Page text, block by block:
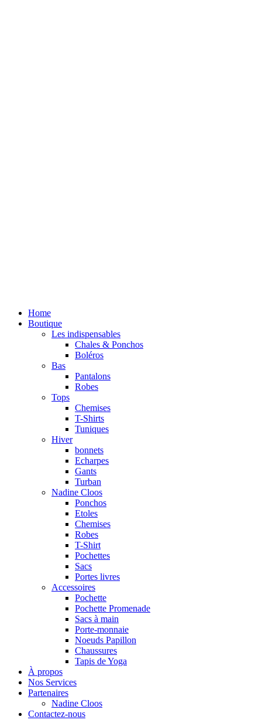
Home
Boutique
Les indispensables
Chales & Ponchos
Boléros
Bas
Pantalons
Robes
Tops
Chemises
T-Shirts
Tuniques
Hiver
bonnets
Echarpes
Gants
Turban
Nadine Cloos
Ponchos
Etoles
Chemises
Robes
T-Shirt
Pochettes
Sacs
Portes livres
Accessoires
Pochette
Pochette Promenade
Sacs à main
Porte-monnaie
Noeuds Papillon
Chaussures
Tapis de Yoga
À propos
Nos Services
Partenaires
Nadine Cloos
Contactez-nous